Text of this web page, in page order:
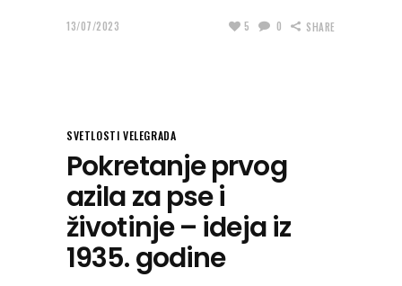
13/07/2023 5 0 SHARE
SVETLOSTI VELEGRADA
Pokretanje prvog
azila za pse i
životinje – ideja iz
1935. godine